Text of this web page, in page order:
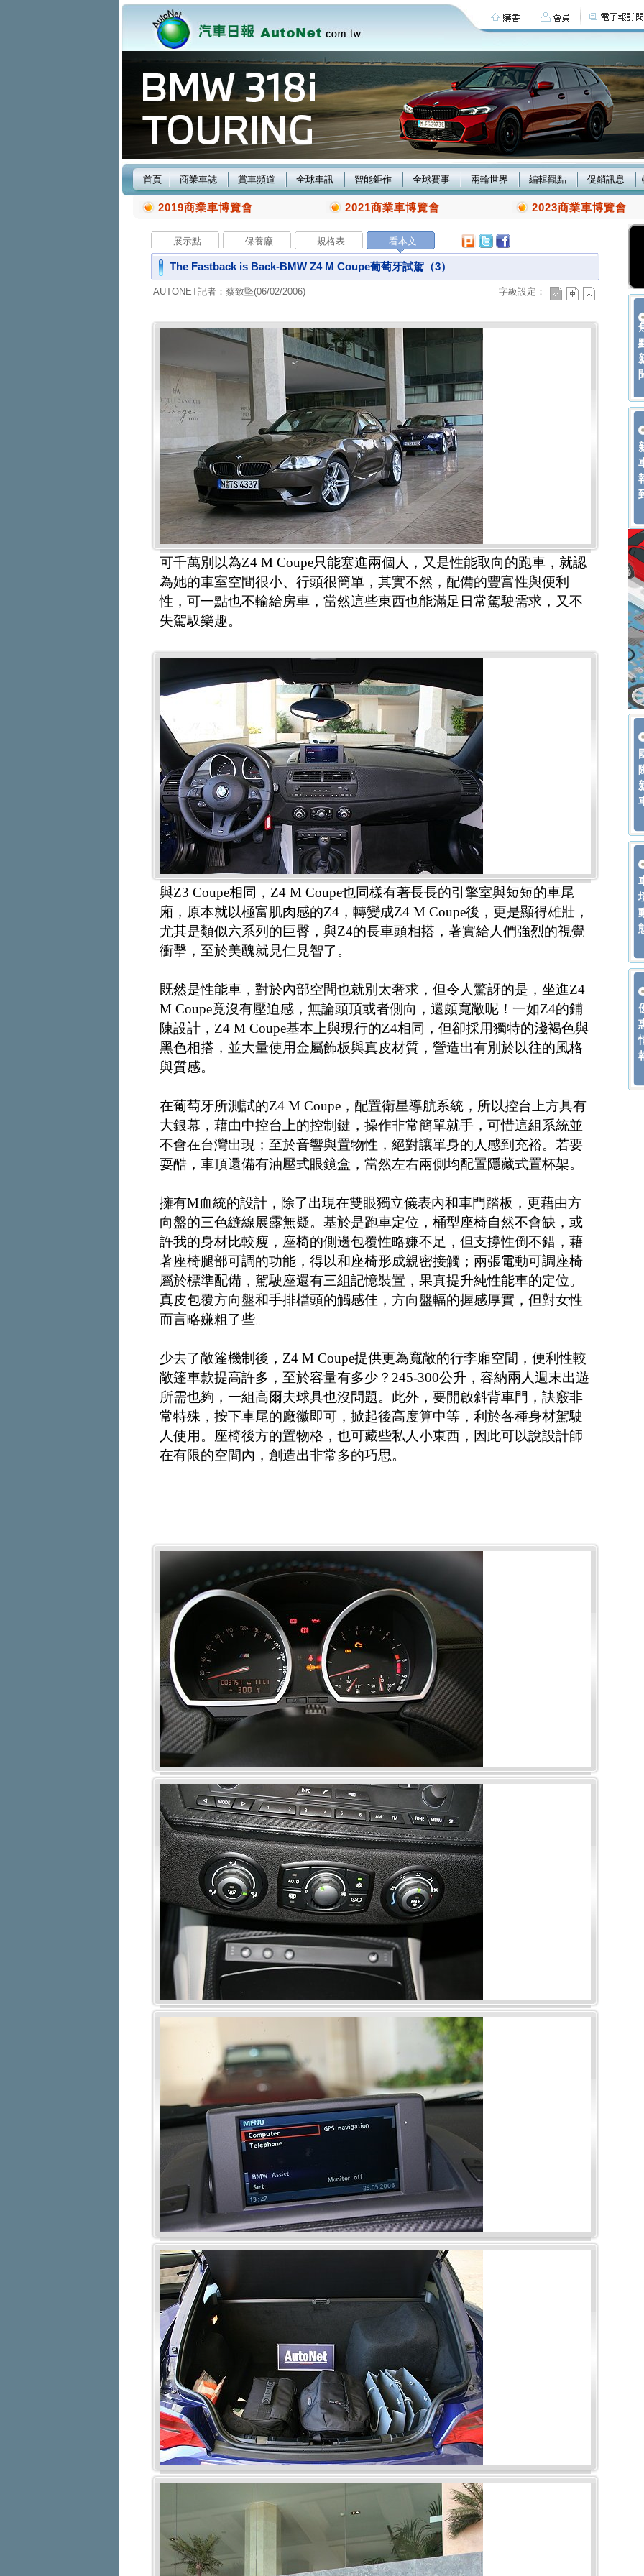
首頁 商業車誌 賞車頻道 全球車訊 智能鉅作 全球賽事 兩輪世界 編輯觀點 促銷訊息
2019商業車博覽會 2021商業車博覽會 2023商業車博覽會
展示點 保養廠 規格表 看本文
The Fastback is Back-BMW Z4 M Coupe葡萄牙試駕（3）
AUTONET記者：蔡致堅(06/02/2006) 字級設定：
可千萬別以為Z4 M Coupe只能塞進兩個人，又是性能取向的跑車，就認
為她的車室空間很小、行頭很簡單，其實不然，配備的豐富性與便利
性，可一點也不輸給房車，當然這些東西也能滿足日常駕駛需求，又不
失駕馭樂趣。
與Z3 Coupe相同，Z4 M Coupe也同樣有著長長的引擎室與短短的車尾
廂，原本就以極富肌肉感的Z4，轉變成Z4 M Coupe後，更是顯得雄壯，
尤其是類似六系列的巨臀，與Z4的長車頭相搭，著實給人們強烈的視覺
衝擊，至於美醜就見仁見智了。
既然是性能車，對於內部空間也就別太奢求，但令人驚訝的是，坐進Z4
M Coupe竟沒有壓迫感，無論頭頂或者側向，還頗寬敞呢！一如Z4的鋪
陳設計，Z4 M Coupe基本上與現行的Z4相同，但卻採用獨特的淺褐色與
黑色相搭，並大量使用金屬飾板與真皮材質，營造出有別於以往的風格
與質感。
在葡萄牙所測試的Z4 M Coupe，配置衛星導航系統，所以控台上方具有
大銀幕，藉由中控台上的控制鍵，操作非常簡單就手，可惜這組系統並
不會在台灣出現；至於音響與置物性，絕對讓單身的人感到充裕。若要
耍酷，車頂還備有油壓式眼鏡盒，當然左右兩側均配置隱藏式置杯架。
擁有M血統的設計，除了出現在雙眼獨立儀表內和車門踏板，更藉由方
向盤的三色縫線展露無疑。基於是跑車定位，桶型座椅自然不會缺，或
許我的身材比較瘦，座椅的側邊包覆性略嫌不足，但支撐性倒不錯，藉
著座椅腿部可調的功能，得以和座椅形成親密接觸；兩張電動可調座椅
屬於標準配備，駕駛座還有三組記憶裝置，果真提升純性能車的定位。
真皮包覆方向盤和手排檔頭的觸感佳，方向盤輻的握感厚實，但對女性
而言略嫌粗了些。
少去了敞篷機制後，Z4 M Coupe提供更為寬敞的行李廂空間，便利性較
敞篷車款提高許多，至於容量有多少？245-300公升，容納兩人週末出遊
所需也夠，一組高爾夫球具也沒問題。此外，要開啟斜背車門，訣竅非
常特殊，按下車尾的廠徽即可，掀起後高度算中等，利於各種身材駕駛
人使用。座椅後方的置物格，也可藏些私人小東西，因此可以說設計師
在有限的空間內，創造出非常多的巧思。